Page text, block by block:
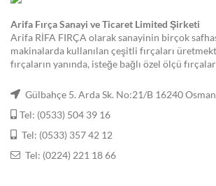
Arifa Fırça Sanayi ve Ticaret Limited Şirketi
Arifa RİFA FIRÇA olarak sanayinin birçok
makinalarda kullanılan çeşitli fırçaları
fırçaların yanında, isteğe bağlı özel ölçü
Gülbahçe 5. Arda Sk. No:21/B 16240
Tel: (0533) 504 39 16
Tel: (0533) 357 42 12
Tel: (0224) 221 18 66